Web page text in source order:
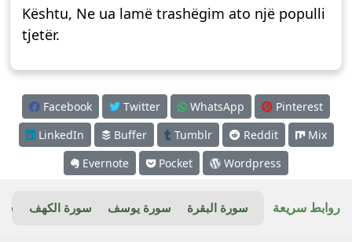
Kështu, Ne ua lamë trashëgim ato një populli
tjetër.
Facebook Twitter WhatsApp
Pinterest
LinkedIn
Buffer Tumblr Reddit
Mix
Evernote
Pocket Wordpress
روابط سريعة سورة البقرة سورة يوسف سورة الكهف